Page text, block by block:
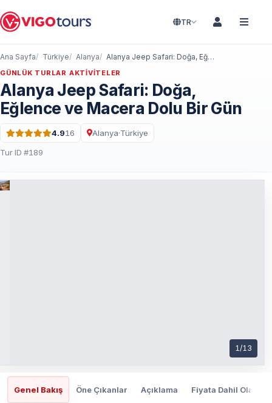
TR
Ana Sayfa Türkiye Alanya Alanya Jeep Safari: Doğa, Eğlence ve Macera Dolu Bir Gün
GÜNLÜK TURLAR AKTIVITELER
Alanya Jeep Safari: Doğa,
Eğlence ve Macera Dolu Bir Gün
5 üzerinden 4.9 puan · 16 Yorum
4.916 Alanya·Türkiye
Tur ID #189
1/13
Genel Bakış Öne Çıkanlar Açıklama Fiyata Dahil Olanlar